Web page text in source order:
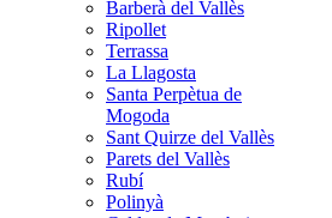
Barberà del Vallès
Ripollet
Terrassa
La Llagosta
Santa Perpètua de
Mogoda
Sant Quirze del Vallès
Parets del Vallès
Rubí
Polinyà